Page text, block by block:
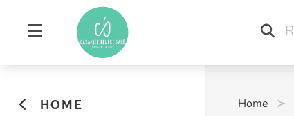
HOME
Home